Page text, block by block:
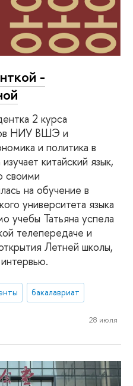
-
2 курса
НИУ ВШЭ и
и политика в
китайский язык,
своими
на обучение в
университета языка
учебы Татьяна успела
телепередаче и
Летней школы,
бакалавриат
28 июля